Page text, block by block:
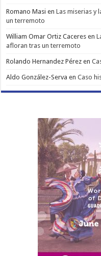
Romano Masi enLas miserias y
un terremoto
William Omar Ortiz Caceres en
afloran tras un terremoto
Rolando Hernandez Pérez en
Aldo González-Serva enCaso